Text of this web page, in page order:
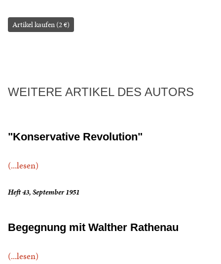
Artikel kaufen (2 €)
WEITERE ARTIKEL DES AUTORS
"Konservative Revolution"
(...lesen)
Heft 43, September 1951
Begegnung mit Walther Rathenau
(...lesen)